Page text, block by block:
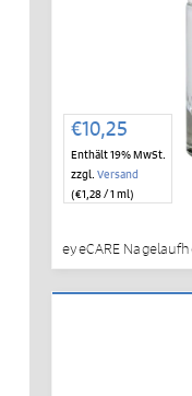
€10,25
Enthält 19% MwSt.
zzgl. Versand
(€1,28/ 1 ml)
eyeCARE